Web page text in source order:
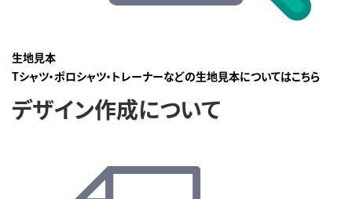
生地見本
Tシャツ・ポロシャツ・トレーナーなどの生地見本についてはこちら
デザイン作成について